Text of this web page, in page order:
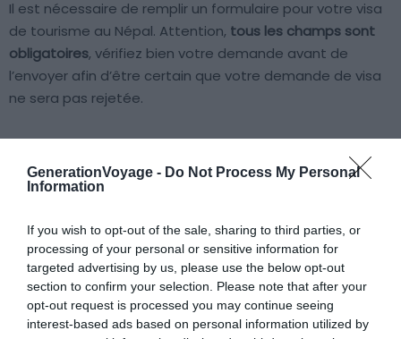
GenerationVoyage - Do Not Process My Personal
Information
If you wish to opt-out of the sale, sharing to third parties, or
processing of your personal or sensitive information for
targeted advertising by us, please use the below opt-out
section to confirm your selection. Please note that after your
opt-out request is processed you may continue seeing
interest-based ads based on personal information utilized by
Il est nécessaire de remplir un formulaire pour votre visa
de tourisme au Népal. Attention, tous les champs sont
obligatoires, vérifiez bien votre demande avant de
l’envoyer afin d’être certain que votre demande de visa
ne sera pas rejetée.
Paris ou sur le site de celle-ci.
Une photo d’identité
Cette photo doit être récente, en couleur et aux normes
françaises (largeur : 3,5 cm / hauteur : 4,5 cm).
Comment remplir le formulaire de